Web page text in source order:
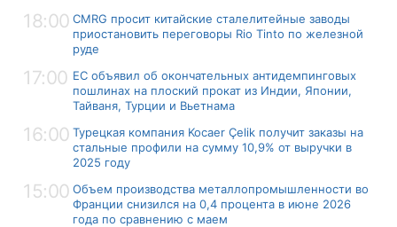
18:00 CMRG просит китайские сталелитейные заводы
приостановить переговоры Rio Tinto по железной
руде
17:00 ЕС объявил об окончательных антидемпинговых
пошлинах на плоский прокат из Индии, Японии,
Тайваня, Турции и Вьетнама
16:00 Турецкая компания Kocaer Çelik получит заказы на
стальные профили на сумму 10,9% от выручки в
2025 году
15:00 Объем производства металлопромышленности во
Франции снизился на 0,4 процента в июне 2026
года по сравнению с маем